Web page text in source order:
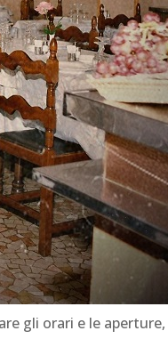
gli orari e le